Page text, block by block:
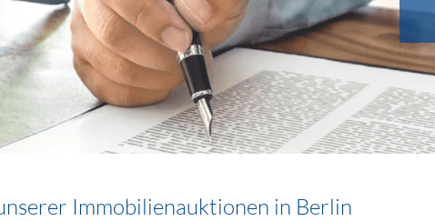
Immobilienauktionen in Berlin